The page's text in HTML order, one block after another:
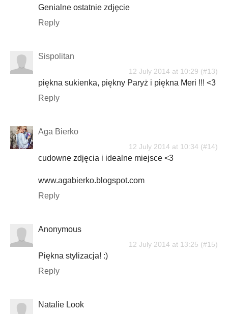
Genialne ostatnie zdjęcie
Reply
Sispolitan
12 July 2014 at 10:29
piękna sukienka, piękny Paryż i piękna Meri !!! <3
Reply
Aga Bierko
12 July 2014 at 10:34
cudowne zdjęcia i idealne miejsce <3
www.agabierko.blogspot.com
Reply
Anonymous
12 July 2014 at 13:25
Piękna stylizacja! :)
Reply
Natalie Look